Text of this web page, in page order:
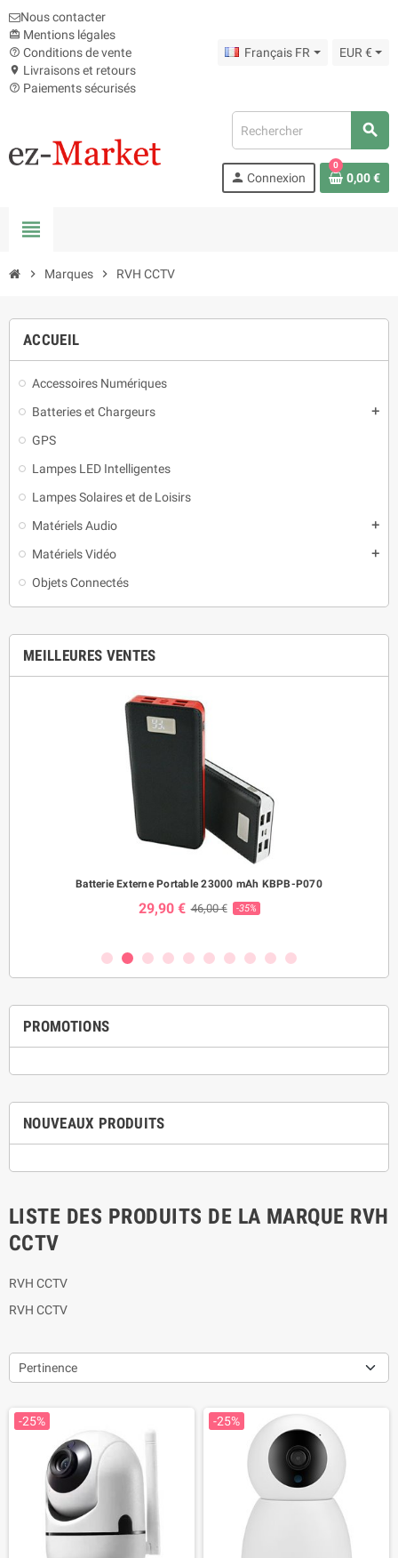
Nous contacter
card_giftcard Mentions légales
help_outline Conditions de vente
location_on Livraisons et retours
help_outline Paiements sécurisés
Français FR EUR €
search
person Connexion
0
0,00 €
view_headline
chevron_right Marques chevron_right RVH CCTV
ACCUEIL
Accessoires Numériques
Batteries et Chargeurs
add
GPS
Lampes LED Intelligentes
Lampes Solaires et de Loisirs
Matériels Audio
add
Matériels Vidéo add
Objets Connectés
MEILLEURES VENTES
Batterie Externe Portable 23000 mAh KBPB-P070
29,90 € 46,00 € -35%
PROMOTIONS
NOUVEAUX PRODUITS
LISTE DES PRODUITS DE LA MARQUE RVH
CCTV
RVH CCTV
RVH CCTV
Pertinence
-25% -25%